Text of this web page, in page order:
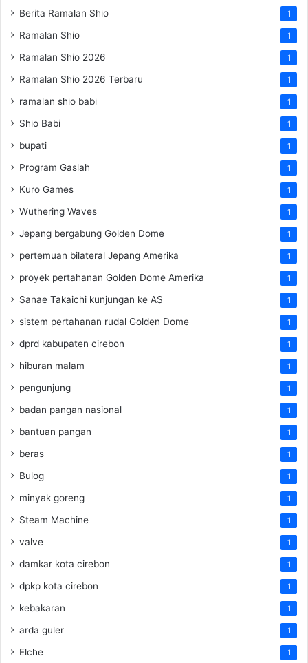
Berita Ramalan Shio 1
Ramalan Shio 1
Ramalan Shio 2026 1
Ramalan Shio 2026 Terbaru 1
ramalan shio babi 1
Shio Babi 1
bupati 1
Program Gaslah 1
Kuro Games 1
Wuthering Waves 1
Jepang bergabung Golden Dome 1
pertemuan bilateral Jepang Amerika 1
proyek pertahanan Golden Dome Amerika 1
Sanae Takaichi kunjungan ke AS 1
sistem pertahanan rudal Golden Dome 1
dprd kabupaten cirebon 1
hiburan malam 1
pengunjung 1
badan pangan nasional 1
bantuan pangan 1
beras 1
Bulog 1
minyak goreng 1
Steam Machine 1
valve 1
damkar kota cirebon 1
dpkp kota cirebon 1
kebakaran 1
arda guler 1
Elche 1